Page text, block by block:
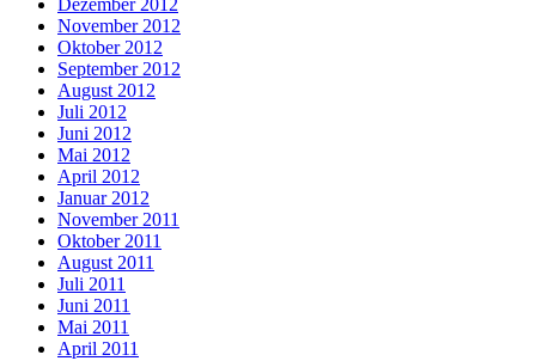
November 2012
Oktober 2012
September 2012
August 2012
Juli 2012
Juni 2012
Mai 2012
April 2012
Januar 2012
November 2011
Oktober 2011
August 2011
Juli 2011
Juni 2011
Mai 2011
April 2011